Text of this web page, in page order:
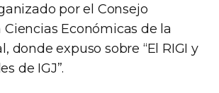
por el Consejo
Ciencias Económicas de la
donde expuso sobre “El RIGI y
de IGJ”.